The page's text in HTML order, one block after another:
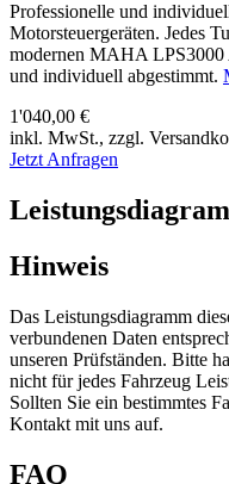
Professionelle und
Motorsteuergeräten. Jedes
modernen MAHA
und individuell abgestimmt.
1'040,00 €
inkl. MwSt., zzgl.
Jetzt Anfragen
Hinweis
Das Leistungsdiagramm
verbundenen Daten
unseren Prüfständen. Bitte
nicht für jedes Fahrzeug
Sollten Sie ein bestimmtes
Kontakt mit uns auf.
FAQ